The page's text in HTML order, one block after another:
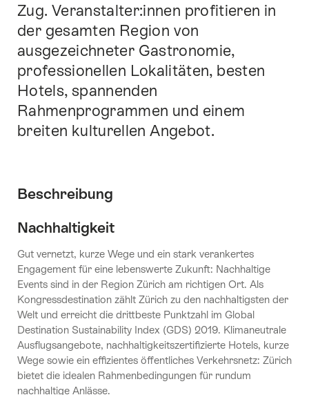
Zug. Veranstalter:innen profitieren in
der gesamten Region von
ausgezeichneter Gastronomie,
professionellen Lokalitäten, besten
Hotels, spannenden
Rahmenprogrammen und einem
breiten kulturellen Angebot.
Beschreibung
Nachhaltigkeit
Gut vernetzt, kurze Wege und ein stark verankertes
Engagement für eine lebenswerte Zukunft: Nachhaltige
Events sind in der Region Zürich am richtigen Ort. Als
Kongressdestination zählt Zürich zu den nachhaltigsten der
Welt und erreicht die drittbeste Punktzahl im Global
Destination Sustainability Index (GDS) 2019. Klimaneutrale
Ausflugsangebote, nachhaltigkeitszertifizierte Hotels, kurze
Wege sowie ein effizientes öffentliches Verkehrsnetz: Zürich
bietet die idealen Rahmenbedingungen für rundum
nachhaltige Anlässe.